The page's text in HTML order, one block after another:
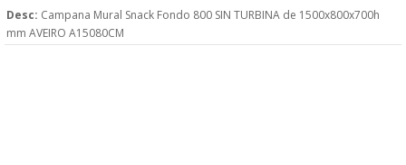
Desc: Campana Mural Snack Fondo 800 SIN TURBINA de 1500x800x700h
mm AVEIRO A15080CM